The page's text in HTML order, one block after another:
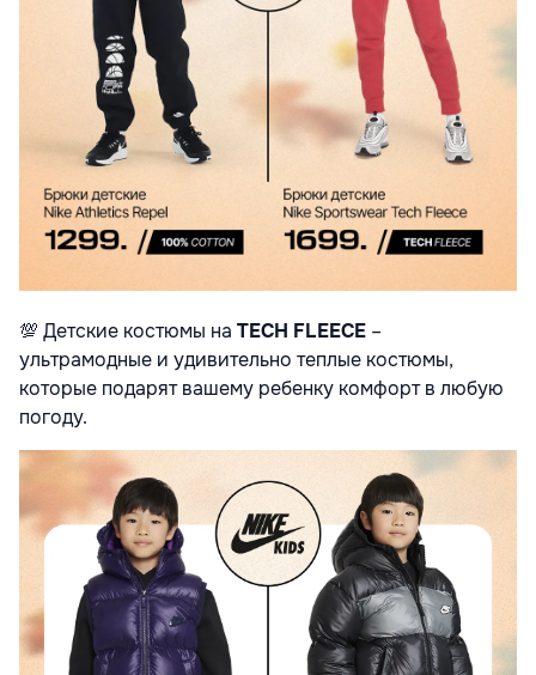
💯 Детские костюмы на TECH FLEECE –
ультрамодные и удивительно теплые костюмы,
которые подарят вашему ребенку комфорт в любую
погоду.